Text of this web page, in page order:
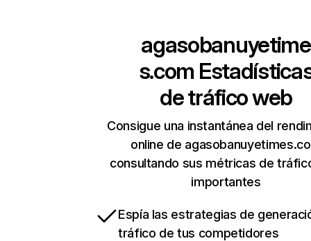
agasobanuyetime
s.com
de tráfico web
Consigue una instantánea del
online de
consultando sus métricas de
importantes
Espía las estrategias de
tráfico de tus competidores